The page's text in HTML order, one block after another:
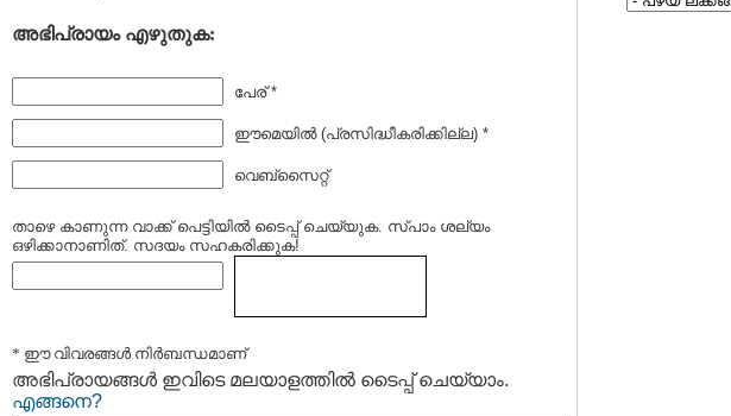
അഭിപ്രായം എഴുതുക:
പേര് *
ഈമെയില്‍ (പ്രസിദ്ധീകരിക്കില്ല) *
വെബ്സൈറ്റ്
താഴെ കാണുന്ന വാക്ക് പെട്ടിയില്‍ ടൈപ്പ്‌ ചെയ്യുക. സ്പാം ശല്യം
ഒഴിക്കാനാണിത്. സദയം സഹകരിക്കുക!
* ഈ വിവരങ്ങള്‍ നിര്‍ബന്ധമാണ്
അഭിപ്രായങ്ങള്‍ ഇവിടെ മലയാളത്തില്‍ ടൈപ്പ് ചെയ്യാം.
എങ്ങനെ?